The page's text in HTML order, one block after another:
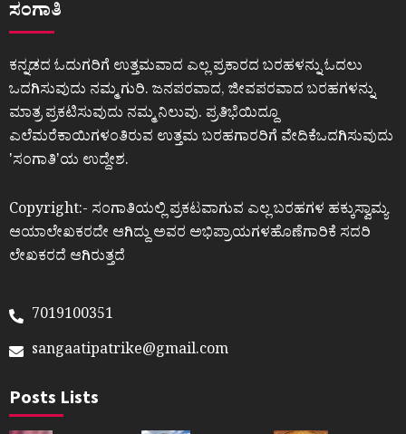
ಸಂಗಾತಿ
ಕನ್ನಡದ ಓದುಗರಿಗೆ ಉತ್ತಮವಾದ ಎಲ್ಲ ಪ್ರಕಾರದ ಬರಹಳನ್ನು ಓದಲು
ಒದಗಿಸುವುದು ನಮ್ಮ ಗುರಿ. ಜನಪರವಾದ, ಜೀವಪರವಾದ ಬರಹಗಳನ್ನು
ಮಾತ್ರ ಪ್ರಕಟಿಸುವುದು ನಮ್ಮ ನಿಲುವು. ಪ್ರತಿಭೆಯಿದ್ದೂ
ಎಲೆಮರೆಕಾಯಿಗಳಂತಿರುವ ಉತ್ತಮ ಬರಹಗಾರರಿಗೆ ವೇದಿಕೆಒದಗಿಸುವುದು
ʼಸಂಗಾತಿʼಯ ಉದ್ದೇಶ.
Copyright:- ಸಂಗಾತಿಯಲ್ಲಿ ಪ್ರಕಟವಾಗುವ ಎಲ್ಲ ಬರಹಗಳ ಹಕ್ಕುಸ್ವಾಮ್ಯ
ಆಯಾಲೇಖಕರದೇ ಆಗಿದ್ದು ಅವರ ಅಭಿಪ್ರಾಯಗಳಹೊಣೆಗಾರಿಕೆ ಸದರಿ
ಲೇಖಕರದೆ ಆಗಿರುತ್ತದೆ
7019100351
sangaatipatrike@gmail.com
Posts Lists